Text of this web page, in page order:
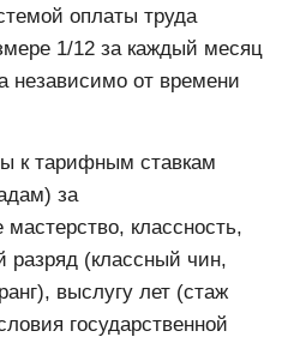
оплаты труда
1/12 за каждый месяц
независимо от времени
к тарифным ставкам
за
классность,
разряд (классный чин,
выслугу лет (стаж
государственной